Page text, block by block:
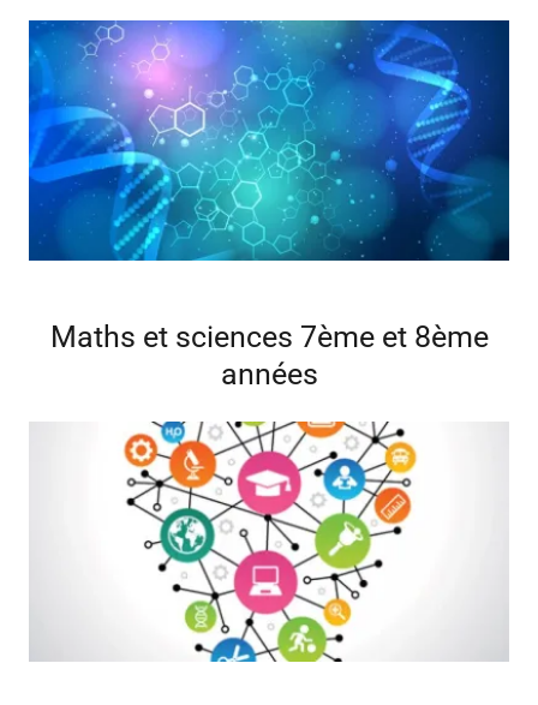
Maths et sciences 7ème et 8ème
années